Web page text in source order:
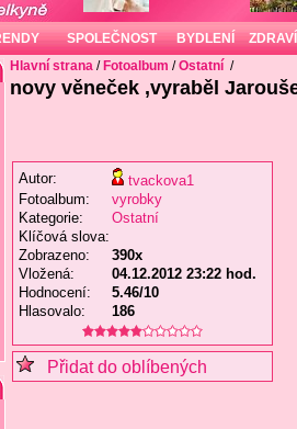
SPOLEČNOST BYDLENÍ ZDRAVÍ
Hlavní strana / Fotoalbum /Ostatní /
novy věneček ,vyraběl
Autor:
tvackova1
Fotoalbum:
vyrobky
Kategorie:
Ostatní
Klíčová slova:
Zobrazeno:
390x
Vložená:
04.12.2012 23:22 hod.
Hodnocení:
5.46/10
Hlasovalo:
186
Přidat do oblíbených